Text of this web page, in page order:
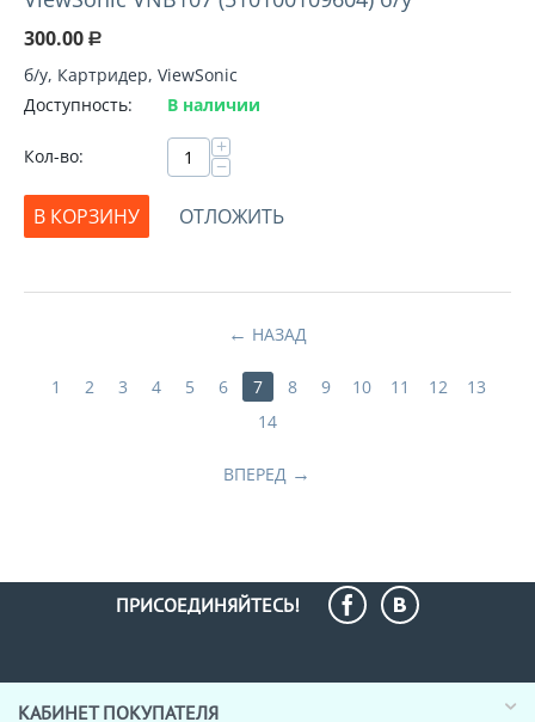
300.00 Р
б/у, Картридер, ViewSonic
Доступность:
В наличии
Кол-во: +
−
В КОРЗИНУ
ОТЛОЖИТЬ
НАЗАД
1 2 3 4 5 6 7 8 9 10 11 12
13
14
ВПЕРЕД
ПРИСОЕДИНЯЙТЕСЬ!
КАБИНЕТ ПОКУПАТЕЛЯ